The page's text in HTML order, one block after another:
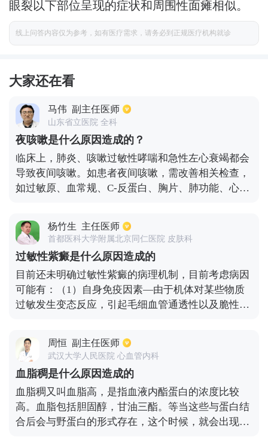
眼裂以下部位呈现的症状和周围性面瘫相似。
线上问答内容仅为参考，如有医疗需求，请务必到正规医疗机构就诊
大家还在看
马伟 副主任医师
山东省立医院 全科
夜咳嗽是什么原因造成的？
临床上，肺炎、咳嗽过敏性哮喘和急性左心衰竭都会
导致夜间咳嗽。如患者夜间咳嗽，需改善相关检查，
如过敏原、血常规、C-反蛋白、胸片、肺功能、心电
如果患者因咳嗽过敏性哮喘而在夜间咳嗽，我们可以
吸入ics并口服孟鲁司特钠以与过敏原分离进行治疗。
如果病人因肺炎在夜间咳嗽，我们需要采取积极的抗
感染治疗。如果病人因急性左心功能不全而在夜间咳
嗽，我们可以采取适当的药物加强心脏，利尿和扩张
血管。常用药物包括西地兰、呋塞米、硝普钠、硝酸
甘油等。同时，我们采取吸氧等对症治疗。
杨竹生 主任医师
首都医科大学附属北京同仁医院 皮肤科
过敏性紫癜是什么原因造成的
目前还未明确过敏性紫癜的病理机制，目前考虑病因
可能有：（1）自身免疫因素—由于机体对某些物质
过敏发生变态反应，引起毛细血管通透性以及脆性增
（2）感染因素—分为细菌感染、病毒感染寄生虫感
染。细菌感染依次为溶血性链球菌、金黄色葡萄球
菌、伤寒杆菌、结核杆菌、肺炎球菌等。呼吸道感染
较常见。病毒感染，有流感病毒、麻疹病毒、疱疹病
毒、肝炎病毒等。寄生虫感染，主要有蛔虫感染，血
吸虫感染等。（3）其他因素—如昆虫咬伤，植物花
周恒 副主任医师
武汉大学人民医院 心血管内科
血脂稠是什么原因造成的
血脂稠又叫血脂高，是指血液内酯蛋白的浓度比较
高。血脂包括胆固醇，甘油三酯。等当这些与蛋白结
合后会与野蛋白的形式存在，这个时候，就会出现血